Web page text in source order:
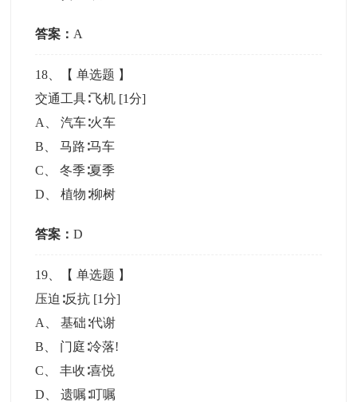
答案： A
18 、【单选题 】
交通工具∶飞机 [1分]
A
、汽车∶火车
B 、马路∶马车
C 、冬季∶夏季
D 、植物∶柳树
答案：D
19 、【单选题 】
压迫∶反抗 [1分]
A
、基础∶代谢
B
门庭∶冷落!
C 、丰收∶喜悦
D 、遗嘱∶叮嘱